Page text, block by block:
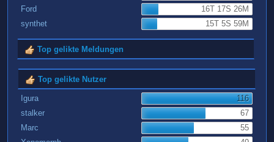
Ford
16T 17S 26M
synthet
15T 5S 59M
Top gelikte Meldungen
Top gelikte Nutzer
Igura
116
stalker
67
Marc
55